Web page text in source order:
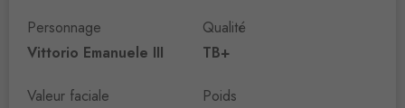
Personnage
Vittorio Emanuele III
Valeur faciale
Qualité
TB+
Poids